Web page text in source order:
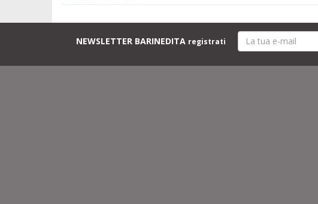
NEWSLETTER BARINEDITA registrati